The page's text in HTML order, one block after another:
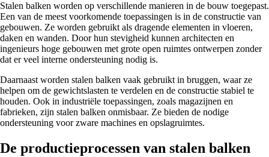
Stalen balken worden op verschillende manieren in de bouw toegepast.
Een van de meest voorkomende toepassingen is in de constructie van
gebouwen. Ze worden gebruikt als dragende elementen in vloeren,
daken en wanden. Door hun stevigheid kunnen architecten en
ingenieurs hoge gebouwen met grote open ruimtes ontwerpen zonder
dat er veel interne ondersteuning nodig is.
Daarnaast worden stalen balken vaak gebruikt in bruggen, waar ze
helpen om de gewichtslasten te verdelen en de constructie stabiel te
houden. Ook in industriële toepassingen, zoals magazijnen en
fabrieken, zijn stalen balken onmisbaar. Ze bieden de nodige
ondersteuning voor zware machines en opslagruimtes.
De productieprocessen van stalen balken